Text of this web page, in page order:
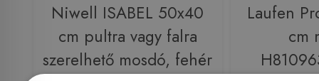
Niwell ISABEL 50x40
cm pultra vagy falra
szerelhető mosdó, fehér
Laufen
cm